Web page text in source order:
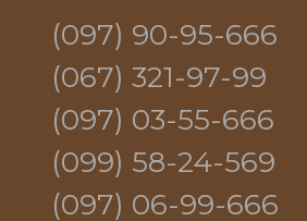
(097) 90-95-666
(067) 321-97-99
(097) 03-55-666
(099) 58-24-569
(097) 06-99-666